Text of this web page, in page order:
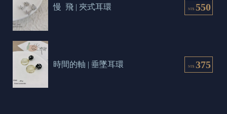
NT$ 550
慢  飛 | 夾式耳環
NT$ 375
時間的軸 | 垂墜耳環